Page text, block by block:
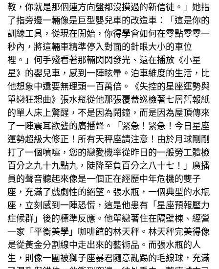
教，你就是那個連方向盤都沒摸過的新信徒。」她指
了指旁邊一輛像是巨型嬰兒車的改造車：「這是你的
訓練工具，從現在開始，你得學會如何在零點零零一
秒內，將這輛車精準停入對面的針眼大小的車位
裡。」何手殘看著那輛閃閃發光、還在播放《小星
星》的嬰兒車，感到一陣眩暈。泊車維度的生活，比
他想象中還要無理頭一百萬倍。《失控的星座運勢與
單戀狂想曲》張水瓶從他那張覆蓋巡檢著七層舊報紙
的單人床上驚醒，不是因為鬧鐘，而是因為屋頂傳來
了一陣震耳欲聾的廣播聲。「緊急！緊急！今日星座
運勢超級大修正！所有天秤座請注意！由於月球剛剛
打了一個噴嚏，您的戀愛機率從昨日的一般勞工體檢
百分之九十九點九，陡降至負百分之八十七！」廣播
員的聲音聽起來像是一個正在經歷中年危機的雙子
座，充滿了戲劇性的絕望。張水瓶，一個典型的水瓶
座，立刻感到一陣恐慌，這是他患有「星座預報壓力
症候群」後的標準反應。他單戀著住在隔壁棟、經營
一家「平衡美學」咖啡館的林天秤。林天秤完美得像
是從黃金分割線中走出來的藝術品。而張水瓶的人
生，則像一團被獅子座暴君隨意亂踢的毛線球，充滿